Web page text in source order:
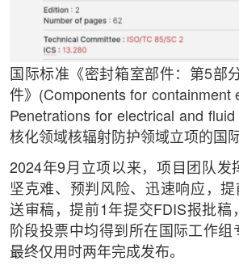
国际标准《密封箱室部件：第5部
件》(Components for containment
Penetrations for electrical and
核化领域核辐射防护领域立项的国
2024年9月立项以来，项目团队发
坚克难、预判风险、迅速响应，
送审稿，提前1年提交FDIS报批稿
阶段投票中均得到所在国际工作组
最终仅用时两年完成发布。